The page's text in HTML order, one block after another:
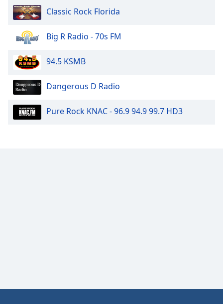
Font
Size
Edge
Font
Family
Classic Rock Florida
Big R Radio - 70s FM
94.5 KSMB
Dangerous D Radio
Pure Rock KNAC - 96.9 94.9 99.7 HD3